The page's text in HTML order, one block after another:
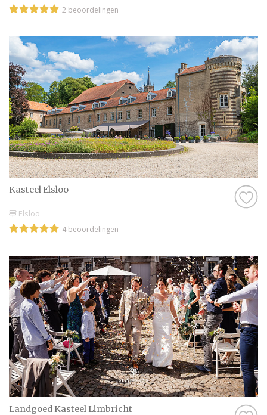
2 beoordelingen
Kasteel Elsloo
Elsloo
4 beoordelingen
Landgoed Kasteel Limbricht